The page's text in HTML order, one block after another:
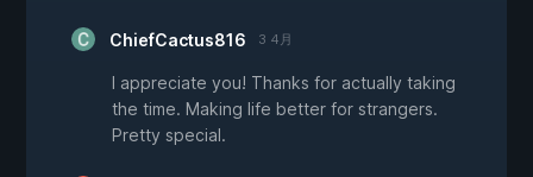
ChiefCactus816 3 4月
I appreciate you! Thanks for actually taking
the time. Making life better for strangers.
Pretty special.